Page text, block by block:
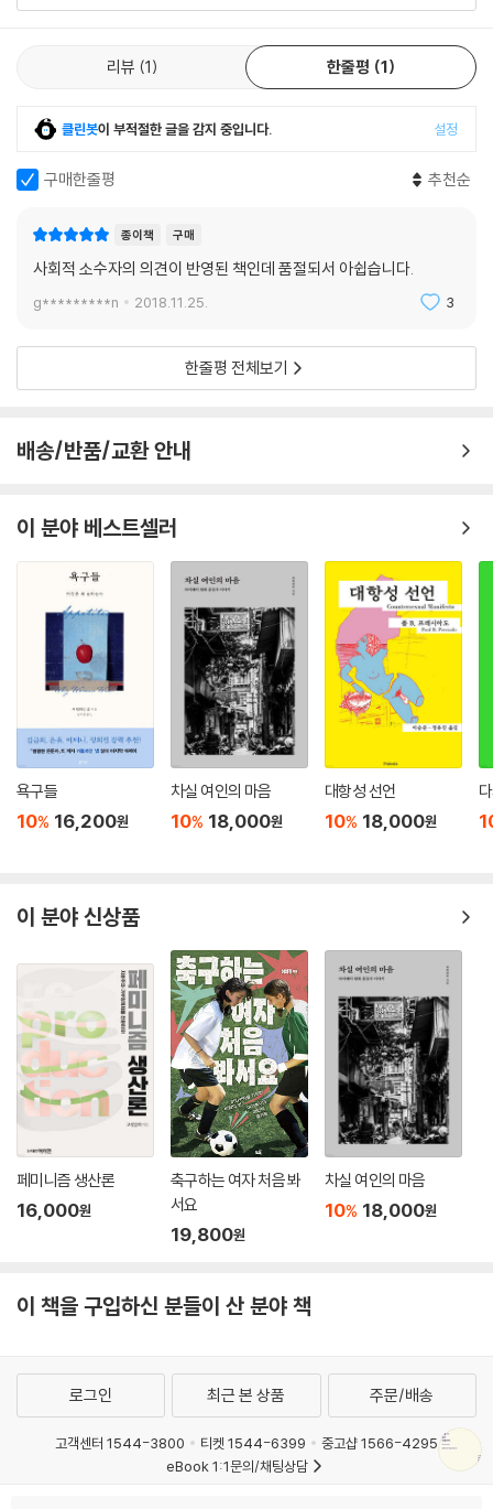
리뷰 1 한줄평 1
클린봇이 부적절한 글을 감지 중입니다. 설정
구매한줄평 추천순
종이책 구매
사회적 소수자의 의견이 반영된 책인데 품절되서 아쉽습니다.
g*********n 2018.11.25. 3
한줄평 전체보기
배송/반품/교환 안내
이 분야 베스트셀러
욕구들
10% 16,200원
차실 여인의 마음
10% 18,000원
대항성 선언
10% 18,000원
이 분야 신상품
페미니즘 생산론
16,000원
축구하는 여자 처음 봐
서요
19,800원
차실 여인의 마음
10% 18,000원
이 책을 구입하신 분들이 산 분야 책
로그인 최근 본 상품 주문/배송
고객센터 1544-3800 티켓 1544-6399
중고샵 1566-4295
eBook 1:1문의/채팅상담